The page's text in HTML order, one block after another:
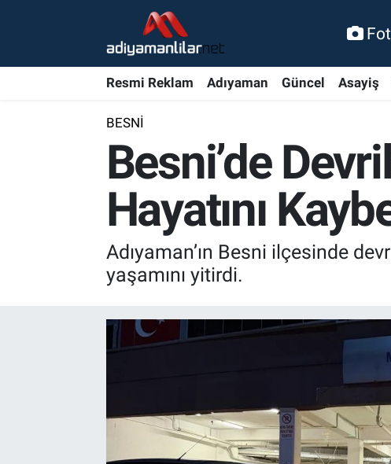
Resmi Reklam Adıyaman Güncel Asayiş
BESNI
Besni’de
Hayatını
Adıyaman’ın Besni ilçesinde
yaşamını yitirdi.
Bölge Haberleri
Kültür Sanat
Nöbetçi Eczaneler
Trafik Durumu
Süper Lig Puan Durumu ve Fikstür
Tüm Manşetler